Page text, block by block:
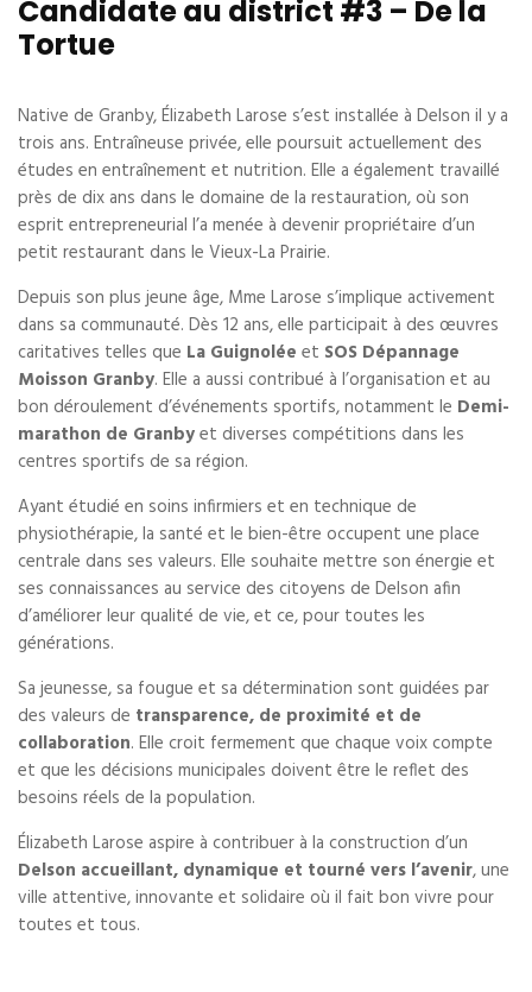
Candidate au district #3 – De la
Tortue
Native de Granby, Élizabeth Larose s’est installée à Delson il y a
trois ans. Entraîneuse privée, elle poursuit actuellement des
études en entraînement et nutrition. Elle a également travaillé
près de dix ans dans le domaine de la restauration, où son
esprit entrepreneurial l’a menée à devenir propriétaire d’un
petit restaurant dans le Vieux-La Prairie.
Depuis son plus jeune âge, Mme Larose s’implique activement
dans sa communauté. Dès 12 ans, elle participait à des œuvres
caritatives telles que La Guignolée et SOS Dépannage
Moisson Granby. Elle a aussi contribué à l’organisation et au
bon déroulement d’événements sportifs, notamment le Demi-
marathon de Granbyet diverses compétitions dans les
centres sportifs de sa région.
Ayant étudié en soins infirmiers et en technique de
physiothérapie, la santé et le bien-être occupent une place
centrale dans ses valeurs. Elle souhaite mettre son énergie et
ses connaissances au service des citoyens de Delson afin
d’améliorer leur qualité de vie, et ce, pour toutes les
générations.
Sa jeunesse, sa fougue et sa détermination sont guidées par
des valeurs de transparence, de proximité et de
collaboration. Elle croit fermement que chaque voix compte
et que les décisions municipales doivent être le reflet des
besoins réels de la population.
Élizabeth Larose aspire à contribuer à la construction d’un
Delson accueillant, dynamique et tourné vers l’avenir, une
ville attentive, innovante et solidaire où il fait bon vivre pour
toutes et tous.